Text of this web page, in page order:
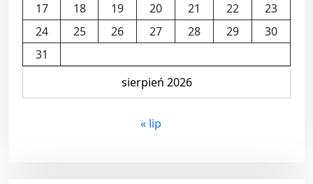
sierpień 2026
17
18 19 20 21 22
23
24
25 26 27 28 29
30
31
« lip